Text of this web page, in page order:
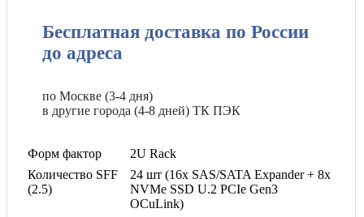
Бесплатная доставка по России
до адреса
по Москве (3-4 дня)
в другие города (4-8 дней) ТК ПЭК
Форм фактор
2U Rack
Количество SFF
(2.5)
24 шт (16х SAS/SATA Expander + 8х
NVMe SSD U.2 PCIe Gen3
OCuLink)